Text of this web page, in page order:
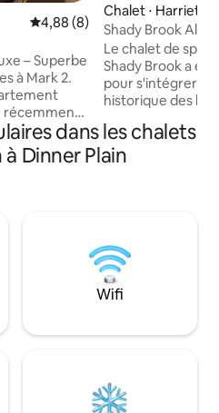
Évaluation moyenne sur la
4,88 (8)
– Superbe
à Mark 2.
récemment
de
un
de séchage
et
naturelle,
Chalet ⋅
Shady Brook
jardin
Le chalet de spa
Shady Brook a
pour s'intégrer à
historique des
un artisan,
équipé, en retrait
l'intimité. Entouré
expérience de
idéalement
activités que vous
dans les chalets
Dinner Plain
Wifi